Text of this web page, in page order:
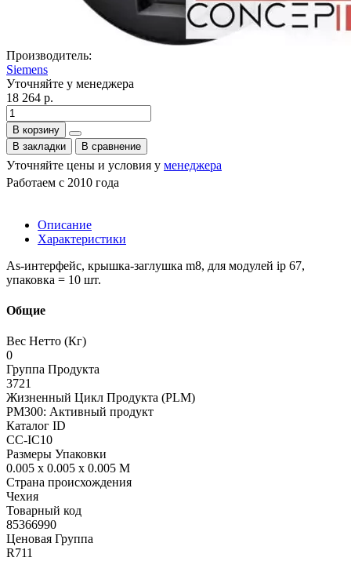
Производитель:
Siemens
Уточняйте у менеджера
18 264 р.
В корзину
В закладки
В сравнение
Уточняйте цены и условия у менеджера
Работаем с 2010 года
Описание
Характеристики
As-интерфейс, крышка-заглушка m8, для модулей ip 67,
упаковка = 10 шт.
Общие
Вес Нетто (Кг)
0
Группа Продукта
3721
Жизненный Цикл Продукта (PLM)
PM300: Активный продукт
Каталог ID
CC-IC10
Размеры Упаковки
0.005 x 0.005 x 0.005 M
Страна происхождения
Чехия
Товарный код
85366990
Ценовая Группа
R711